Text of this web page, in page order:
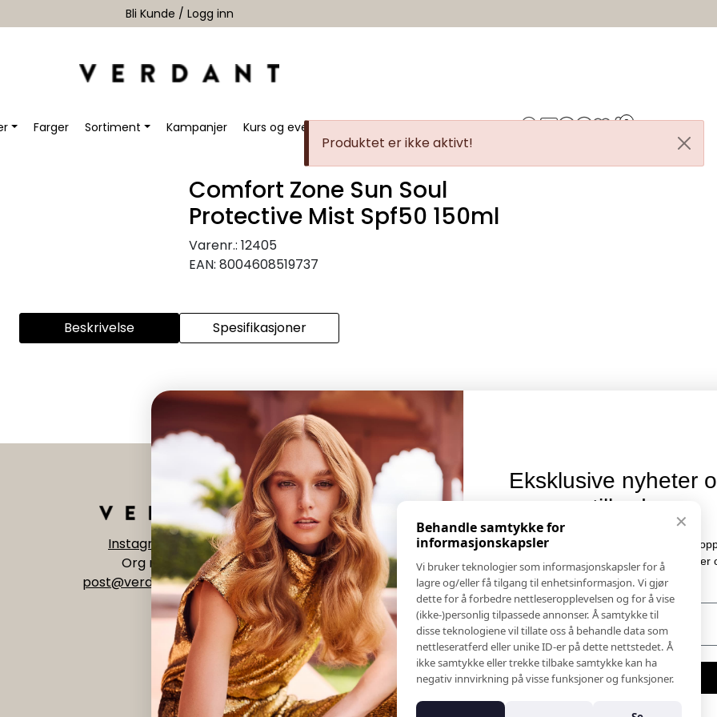
Bli Kunde / Logg inn
Farger Sortiment Kampanjer Kurs og events 0
Produktet er ikke aktivt!
Comfort Zone Sun Soul
Protective Mist Spf50 150ml
Varenr.: 12405
EAN: 8004608519737
Beskrivelse Spesifikasjoner
Instagram
Facebook
Org nr 992 518 073
post@verdant.no-56 15 68 00
Salgs & Leveringsbetingelser
Registrer reklamasjon eller retur
Kontakt Oss
Bildebank
Følg Oss
Prislister
Etiske Retningslinjer
Åpenhetsloven
✕
Behandle samtykke for
informasjonskapsler
Vi bruker teknologier som informasjonskapsler for å
lagre og/eller få tilgang til enhetsinformasjon. Vi gjør
dette for å forbedre nettleseropplevelsen og for å vise
(ikke-)personlig tilpassede annonser. Å samtykke til
disse teknologiene vil tillate oss å behandle data som
nettleseratferd eller unike ID-er på dette nettstedet. Å
ikke samtykke eller trekke tilbake samtykke kan ha
negativ innvirkning på visse funksjoner og funksjoner.
Eksklusive nyheter og
Meld deg på vårt nyhetsbrev og hold deg oppdatert!
Her får du innblikk i nyheter, kampanjer og
konkurranser.
E-post
Meld meg på